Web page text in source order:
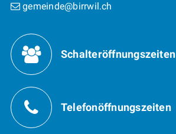
gemeinde@birrwil.ch
Öffnungszeiten
Schalteröffnungszeiten
Telefonöffnungszeiten